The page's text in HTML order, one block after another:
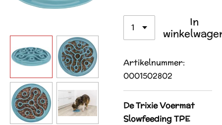
In
Artikelnummer:
0001502802
De Trixie Voermat
Slowfeeding TPE